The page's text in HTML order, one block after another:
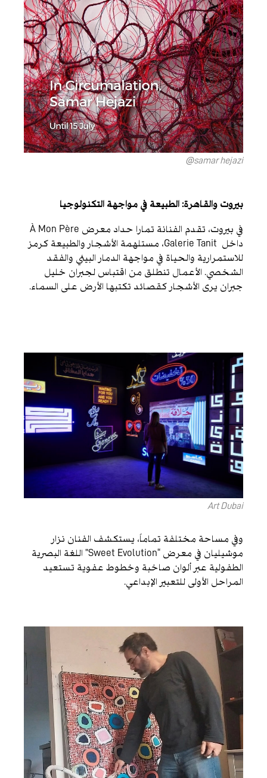
samar hejazi@
بيروت والقاهرة: الطبيعة في مواجهة التكنولوجيا
في بيروت، تقدم الفنانة تمارا حداد معرض À Mon Père
داخل Galerie Tanit، مستلهمة الأشجار والطبيعة كرمز
للاستمرارية والحياة في مواجهة الدمار البيئي والفقد
الشخصي. الأعمال تنطلق من اقتباس لجبران خليل
جبران يرى الأشجار كقصائد تكتبها الأرض على السماء.
Art Dubai
وفي مساحة مختلفة تماماً، يستكشف الفنان نزار
موشيليان في معرض “Sweet Evolution” اللغة البصرية
الطفولية عبر ألوان صاخبة وخطوط عفوية تستعيد
المراحل الأولى للتعبير الإبداعي.